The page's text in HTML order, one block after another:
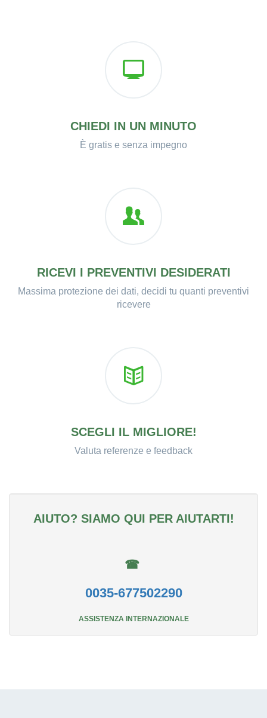
CHIEDI IN UN MINUTO
È gratis e senza impegno
RICEVI I PREVENTIVI DESIDERATI
Massima protezione dei dati, decidi tu quanti preventivi
ricevere
SCEGLI IL MIGLIORE!
Valuta referenze e feedback
AIUTO? SIAMO QUI PER AIUTARTI!
☎
0035-677502290
ASSISTENZA INTERNAZIONALE